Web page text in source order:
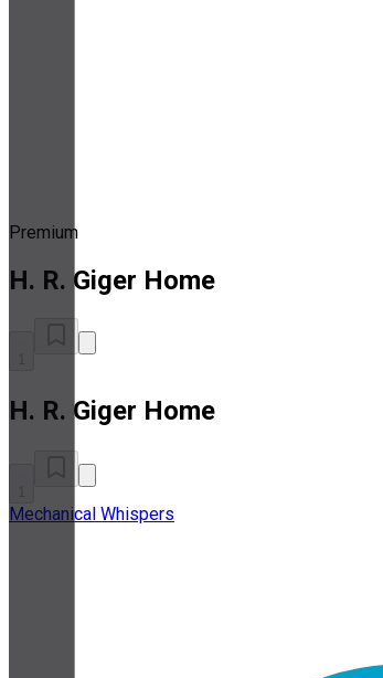
Premium
H. R. Giger Home
H. R. Giger Home
Mechanical Whispers